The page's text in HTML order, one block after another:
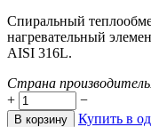
Спиральный
нагревательный
AISI 316L.
Страна производитель
+
−
В корзину
Купить в